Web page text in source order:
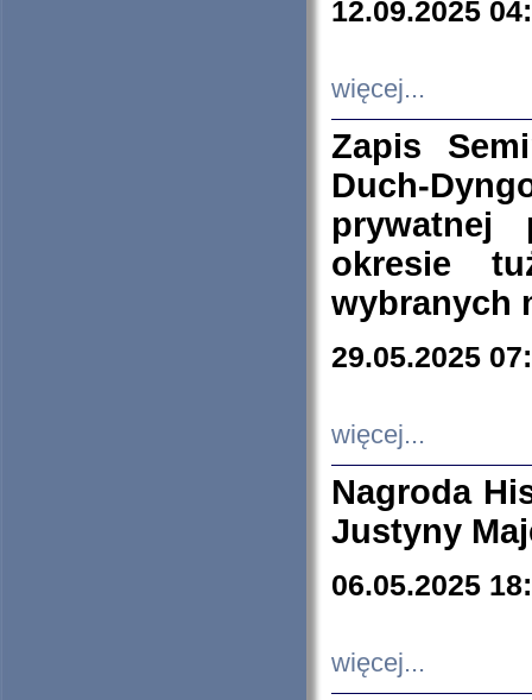
12.09.2025
więcej...
Zapis
Duch-
prywatnej
okresie
wybranych
29.05.2025
więcej...
Nagroda
Justyny
06.05.2025
więcej...